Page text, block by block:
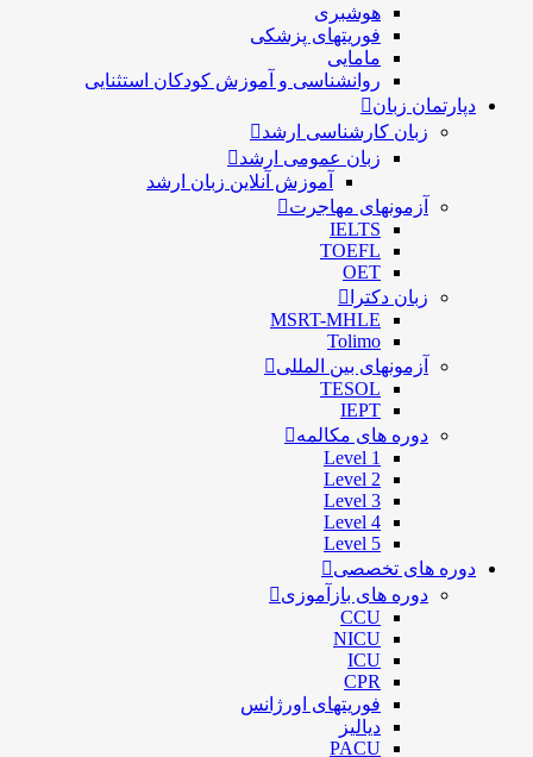
هوشبری
فوریتهای پزشکی
مامایی
روانشناسی و آموزش کودکان استثنایی
دپارتمان زبان
زبان کارشناسی ارشد
زبان عمومی ارشد
آموزش آنلاین زبان ارشد
آزمونهای مهاجرت
IELTS
TOEFL
OET
زبان دکترا
MSRT-MHLE
Tolimo
آزمونهای بین المللی
TESOL
IEPT
دوره های مکالمه
Level 1
Level 2
Level 3
Level 4
Level 5
دوره های تخصصی
دوره های بازآموزی
CCU
NICU
ICU
CPR
فوریتهای اورژانس
دیالیز
PACU